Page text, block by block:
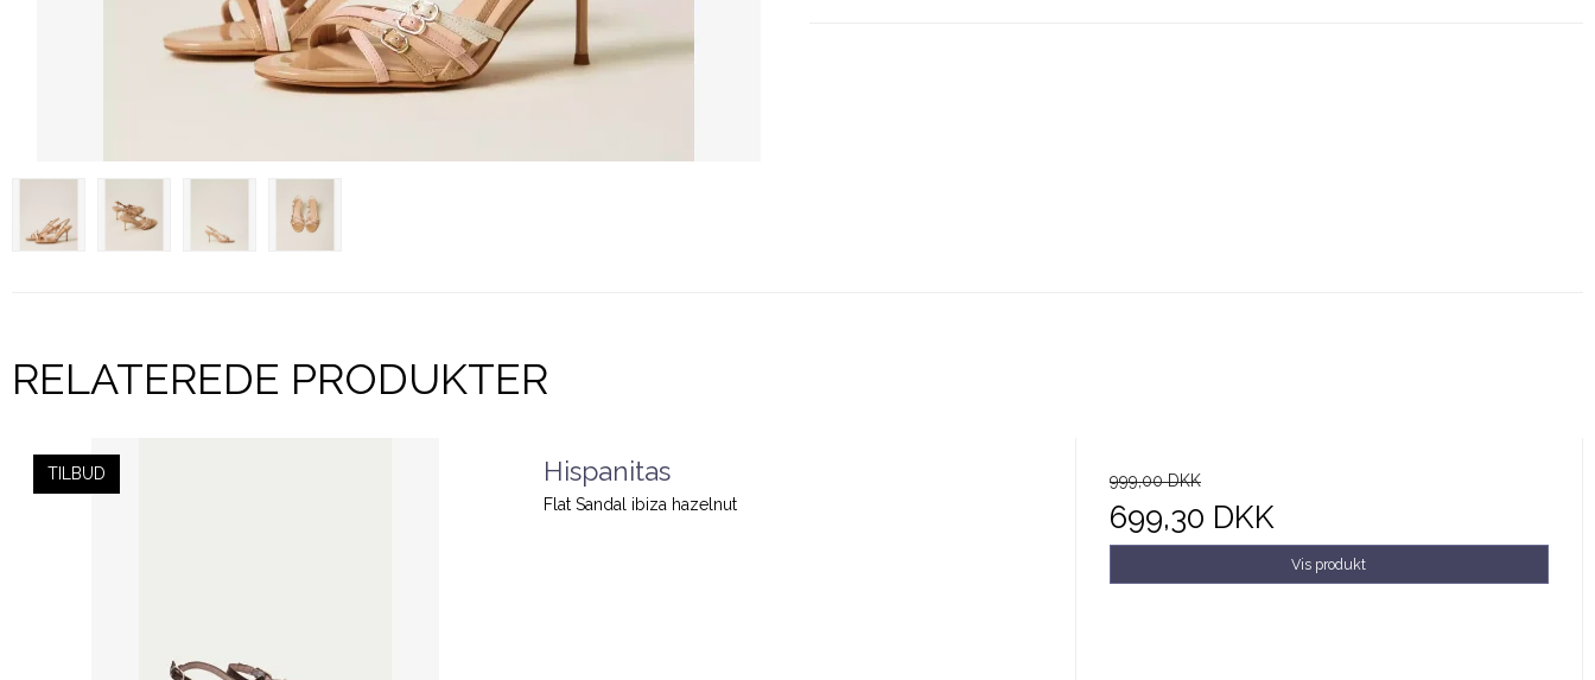
RELATEREDE PRODUKTER
TILBUD Hispanitas
Flat Sandal ibiza hazelnut
999,00 DKK
699,30 DKK
Vis produkt